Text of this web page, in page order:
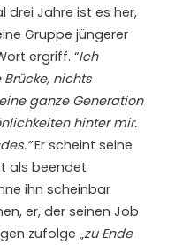
drei Jahre ist es her,
Gruppe jüngerer
ergriff. “Ich
nichts
ganze Generation
hinter mir.
Er scheint seine
als beendet
ihn scheinbar
er, der seinen Job
zufolge „zu Ende